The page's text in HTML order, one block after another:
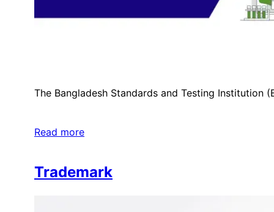
​The Bangladesh Standards and Testing Institution
Read more
Trademark